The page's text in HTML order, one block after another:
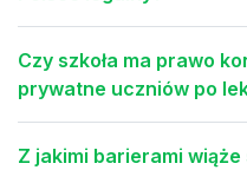
Czy szkoła ma prawo
prywatne uczniów po
Z jakimi barierami